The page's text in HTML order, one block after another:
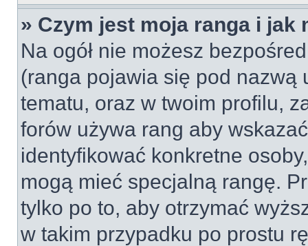
» Czym jest moja ranga i jak
Na ogół nie możesz
(ranga pojawia się pod
tematu, oraz w twoim profilu,
forów używa rang aby
identyfikować konkretne
mogą mieć specjalną rangę.
tylko po to, aby otrzymać
w takim przypadku po prostu